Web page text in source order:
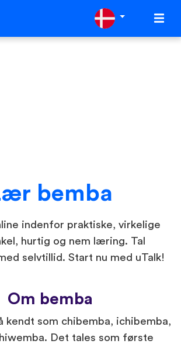
bemba
indenfor praktiske, virkelige
hurtig og nem læring. Tal
selvtillid. Start nu med uTalk!
Om bemba
kendt som chibemba, ichibemba,
Det tales som første